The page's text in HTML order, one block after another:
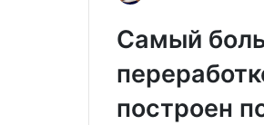
Самый
построен